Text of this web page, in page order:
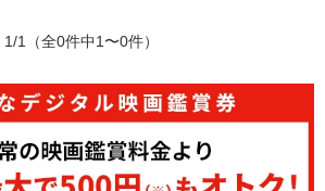
1/1 （全0件中1〜0件）